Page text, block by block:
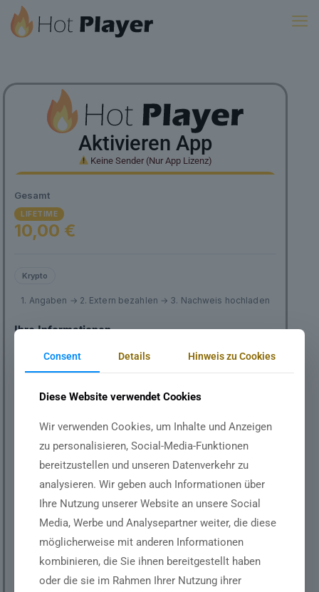
Aktivieren App
Keine Sender (Nur App Lizenz)
Gesamt
LIFETIME
10,00 €
Krypto
1. Angaben → 2. Extern bezahlen → 3. Nachweis hochladen
Ihre Informationen
E-MAIL *
WHATSAPP*
MAC-ADRESSE*
Consent Details Hinweis zu Cookies
Diese Website verwendet Cookies
Wir verwenden Cookies, um Inhalte und Anzeigen
zu personalisieren, Social-Media-Funktionen
bereitzustellen und unseren Datenverkehr zu
analysieren. Wir geben auch Informationen über
Ihre Nutzung unserer Website an unsere Social
Media, Werbe und Analysepartner weiter, die diese
möglicherweise mit anderen Informationen
kombinieren, die Sie ihnen bereitgestellt haben
oder die sie im Rahmen Ihrer Nutzung ihrer